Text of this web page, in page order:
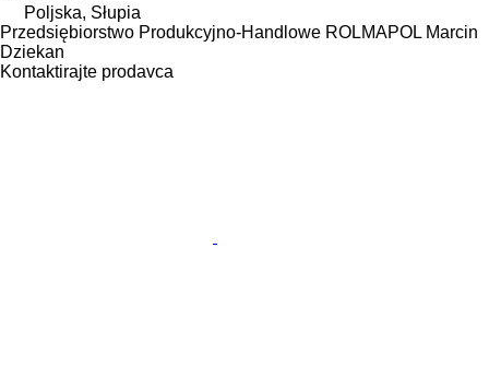
Poljska, Słupia
Przedsiębiorstwo Produkcyjno-Handlowe ROLMAPOL Marcin
Dziekan
Kontaktirajte prodavca